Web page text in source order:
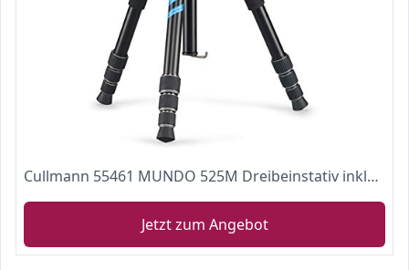
Cullmann 55461 MUNDO 525M Dreibeinstativ inklusiv Kugelkopf
Jetzt zum Angebot